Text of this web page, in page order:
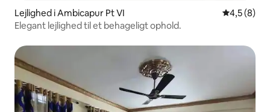
Lejlighed i Ambicapur Pt VI 4,5 ud af 5
4,5 (8)
Elegant lejlighed til et behageligt ophold.